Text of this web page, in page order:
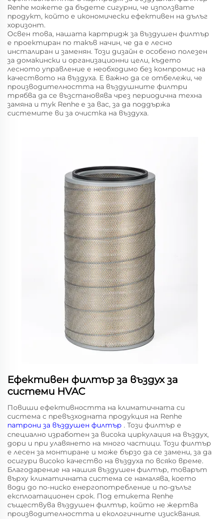
Renhe можете да бъдете сигурни, че използвате
продукт, който е икономически ефективен на дълъг
хоризонт.
Освен това, нашата картридж за въздушен филтър
е проектиран по такъв начин, че да е лесно
инсталиран и заменян. Този дизайн е особено полезен
за домакински и организационни цели, където
лесното управление е необходимо без компромис на
качеството на въздуха. Е важно да се отбележи, че
производителността на въздушните филтри
трябва да се възстановява чрез периодична техна
замяна и тук Renhe е за вас, за да поддържа
системите ви за очистка на въздуха.
Ефективен филтър за въздух за
системи HVAC
Повиши ефективността на климатичната си
система с превъзходната продукция на Renhe
патрони за въздушен филтър . Този филтър е
специално изработен за висока циркулация на въздух,
дори и при улавянето на много частици. Този филтър
е лесен за монтиране и може бързо да се замени, за да
осигури високо качество на въздуха по всяко време.
Благодарение на нашия въздушен филтър, товарът
върху климатичната система се намалява, което
води до по-ниско енергопотребление и по-дълъг
експлоатационен срок. Под етикета Renhe
съществува въздушен филтър, който не жертва
производителността и екологичните изисквания.